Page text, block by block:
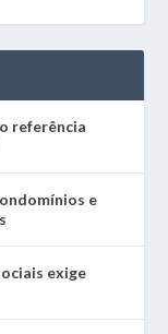
referência
e
exige